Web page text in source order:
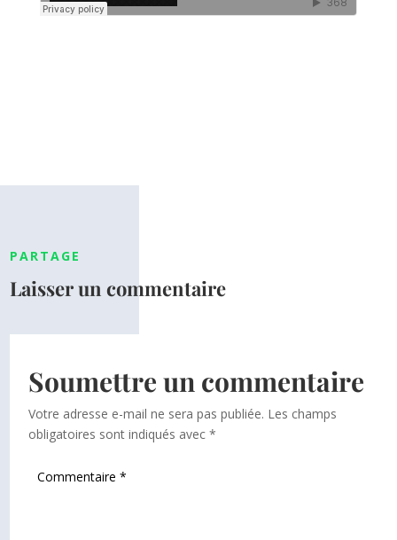
PARTAGE
Laisser un commentaire
Soumettre un commentaire
Votre adresse e-mail ne sera pas publiée. Les champs
obligatoires sont indiqués avec*